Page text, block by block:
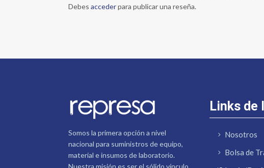
Debesaccederpara publicar una reseña.
Somos la primera opción a nivel
nacional para suministros de equipo,
material e insumos de laboratorio.
Nuestra misión es ser el sólido vínculo
Links de
Nosotros
Bolsa de